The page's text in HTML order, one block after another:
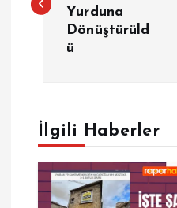
z
e
z
Yurduna
Dönüştürüld
ü
İlgili Haberler